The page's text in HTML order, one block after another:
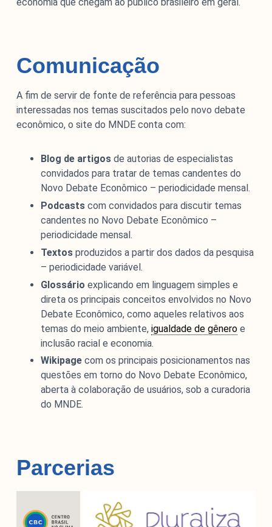
Comunicação
A fim de servir de fonte de referência para pessoas
interessadas nos temas suscitados pelo novo debate
econômico, o site do MNDE conta com:
Blog de artigosde autorias de especialistas
convidados para tratar de temas candentes do
Novo Debate Econômico – periodicidade mensal.
Podcastscom convidados para discutir temas
candentes no Novo Debate Econômico –
periodicidade mensal.
Textosproduzidos a partir dos dados da pesquisa
– periodicidade variável.
Glossário explicando em linguagem simples e
direta os principais conceitos envolvidos no Novo
Debate Econômico, como aqueles relativos aos
temas do meio ambiente, igualdade de gêneroe
inclusão racial e economia.
Wikipagecom os principais posicionamentos nas
questões em torno do Novo Debate Econômico,
aberta à colaboração de usuários, sob a curadoria
do MNDE.
Parcerias